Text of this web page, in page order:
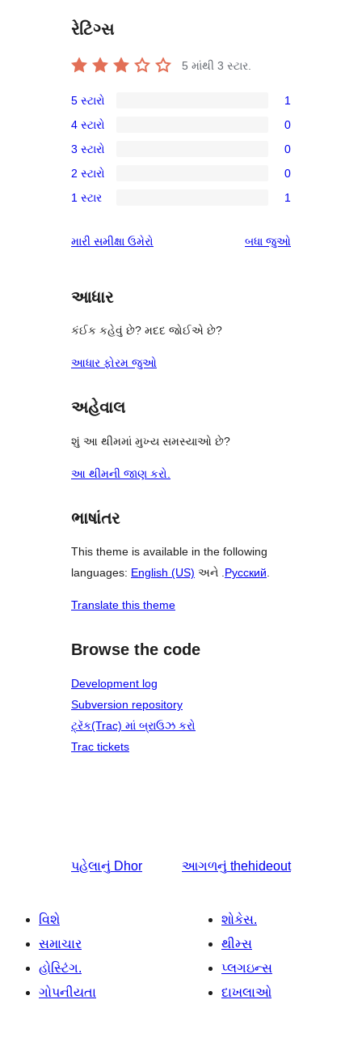
રેટિંગ્સ
5 માંથી 3 સ્ટાર.
5-
સ્ટાર
સમીક્ષા
5 સ્ટારો 1
4-
સ્ટાર
સમીક્ષાઓ
4 સ્ટારો 0
3-
સ્ટાર
3 સ્ટારો 0
2-
સમીક્ષાઓ
2 સ્ટારો 0
સ્ટાર
1 સ્ટાર 1
મારી સમીક્ષા ઉમેરો બધા સમીક્ષાઓ
જુઓ
આધાર
કંઈક કહેવું છે? મદદ જોઈએ છે?
આધાર ફોરમ જુઓ
અહેવાલ
શું આ થીમમાં મુખ્ય સમસ્યાઓ છે?
આ થીમની જાણ કરો.
ભાષાંતર
This theme is available in the following
languages: English (US) અને .Русский.
Translate this theme
Browse the code
Development log
Subversion repository
ટ્રૅક(Trac) માં બ્રાઉઝ કરો
Trac tickets
પહેલાનું Dhor આગળનું thehideout
વિશે
સમાચાર
હોસ્ટિંગ.
ગોપનીયતા
શોકેસ.
થીમ્સ
પ્લગઇન્સ
દાખલાઓ